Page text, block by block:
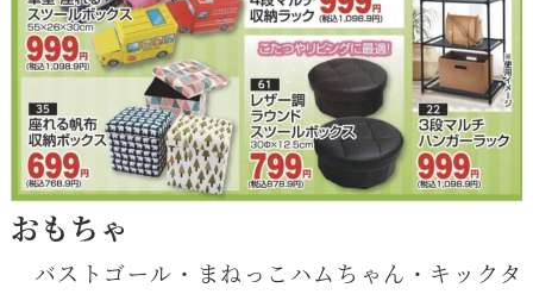
おもちゃ
バストゴール・まねっこハムちゃん・キックタ